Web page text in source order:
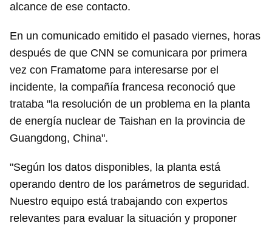
alcance de ese contacto.
En un comunicado emitido el pasado viernes, horas
después de que CNN se comunicara por primera
vez con Framatome para interesarse por el
incidente, la compañía francesa reconoció que
trataba "la resolución de un problema en la planta
de energía nuclear de Taishan en la provincia de
Guangdong, China".
"Según los datos disponibles, la planta está
operando dentro de los parámetros de seguridad.
Nuestro equipo está trabajando con expertos
relevantes para evaluar la situación y proponer